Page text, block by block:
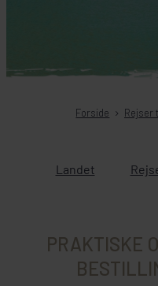
Forside Rejser
Landet
PRAKTISKE